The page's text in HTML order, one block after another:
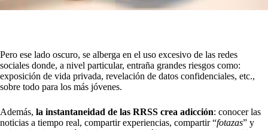
Pero ese lado oscuro, se alberga en el uso excesivo de las redes
sociales donde, a nivel particular, entraña grandes riesgos como:
exposición de vida privada, revelación de datos confidenciales, etc.,
sobre todo para los más jóvenes.
Además, la instantaneidad de las RRSS crea adicción: conocer las
noticias a tiempo real, compartir experiencias, compartir “fotazas” y